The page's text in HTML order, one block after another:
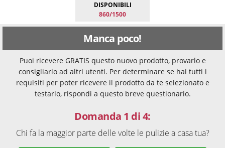
DISPONIBILI
860/1500
Manca poco!
Puoi ricevere GRATIS questo nuovo prodotto, provarlo e
consigliarlo ad altri utenti. Per determinare se hai tutti i
requisiti per poter ricevere il prodotto da te selezionato e
testarlo, rispondi a questo breve questionario.
Domanda 1 di 4:
Chi fa la maggior parte delle volte le pulizie a casa tua?